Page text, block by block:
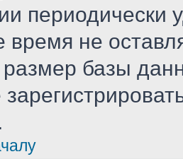
периодически
время не
базы